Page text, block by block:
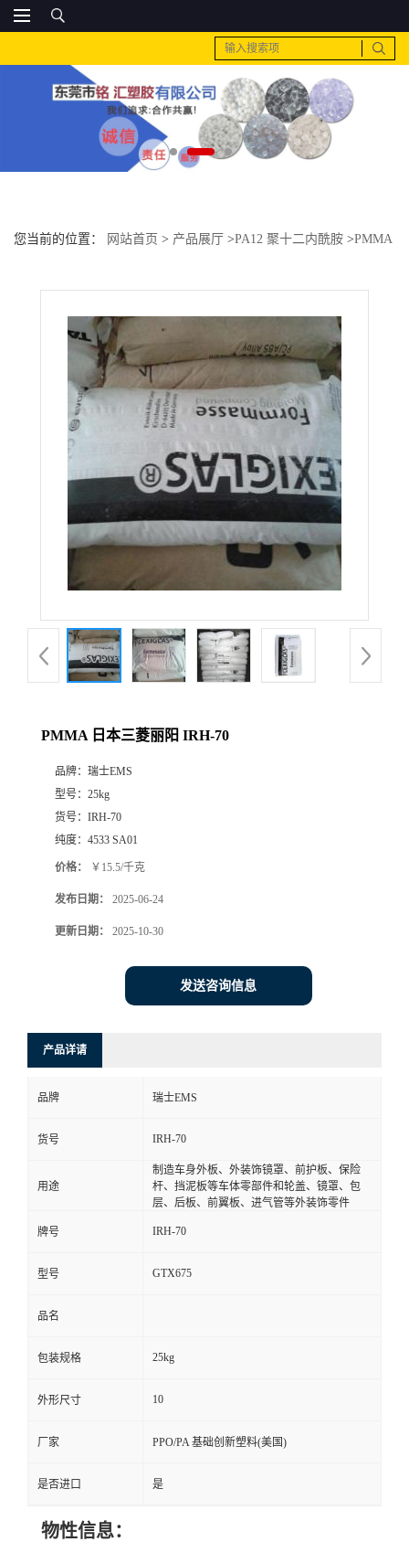
您当前的位置： 网站首页 > 产品展厅 >PA12 聚十二内酰胺 >PMMA
PMMA 日本三菱丽阳 IRH-70
品牌： 瑞士EMS
型号： 25kg
货号： IRH-70
纯度： 4533 SA01
价格： ￥15.5/千克
发布日期： 2025-06-24
更新日期： 2025-10-30
发送咨询信息
产品详请
品牌 瑞士EMS
货号 IRH-70
用途
制造车身外板、外装饰镜罩、前护板、保险
杆、挡泥板等车体零部件和轮盖、镜罩、包
层、后板、前翼板、进气管等外装饰零件
牌号 IRH-70
型号 GTX675
品名
包装规格 25kg
外形尺寸 10
厂家 PPO/PA 基础创新塑料(美国)
是否进口 是
物性信息：